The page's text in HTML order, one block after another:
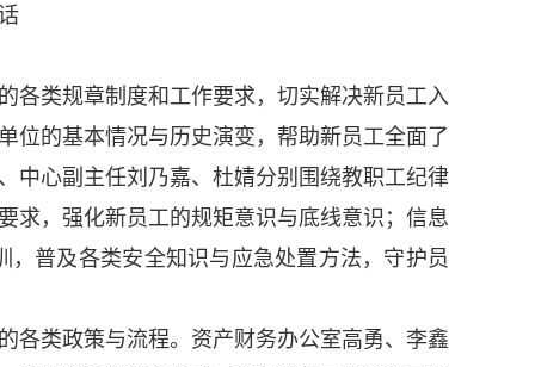
各类规章制度和工作要求，切实解决新员工入
位的基本情况与历史演变，帮助新员工全面了
中心副主任刘乃嘉、杜婧分别围绕教职工纪律
求，强化新员工的规矩意识与底线意识；信息
普及各类安全知识与应急处置方法，守护员
各类政策与流程。资产财务办公室高勇、李鑫